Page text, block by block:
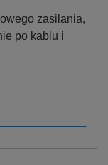
zasilania,
po kablu i
wielu